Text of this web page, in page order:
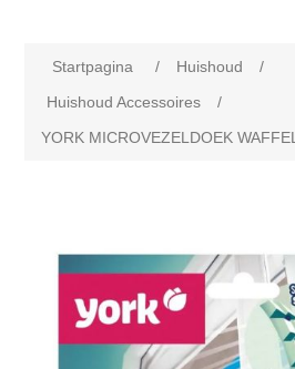
Startpagina / Huishoud
/
Huishoud Accessoires
/
YORK MICROVEZELDOEK WAFFEL